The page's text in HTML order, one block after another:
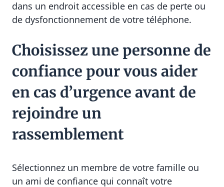
dans un endroit accessible en cas de perte ou
de dysfonctionnement de votre téléphone.
Choisissez une personne de
confiance pour vous aider
en cas d’urgence avant de
rejoindre un
rassemblement
Sélectionnez un membre de votre famille ou
un ami de confiance qui connaît votre